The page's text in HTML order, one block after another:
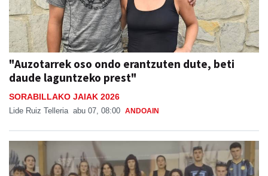
"Auzotarrek oso ondo erantzuten dute, beti
daude laguntzeko prest"
SORABILLAKO JAIAK 2026
Lide Ruiz Telleria abu 07, 08:00 ANDOAIN